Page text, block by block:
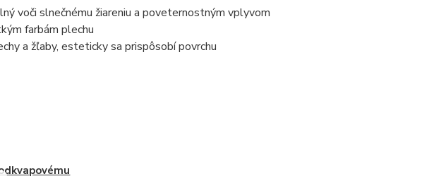
voči slnečnému žiareniu a poveternostným vplyvom
farbám plechu
a žľaby, esteticky sa prispôsobí povrchu